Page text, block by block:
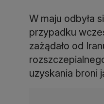
W maju odbyła
przypadku
zażądało od
uzyskania broni